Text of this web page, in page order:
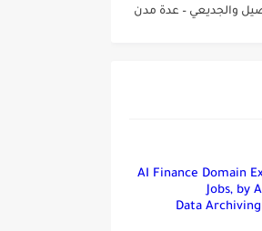
والجديعي – عدة مدن
AI Finance Domain
Jobs, by
Data